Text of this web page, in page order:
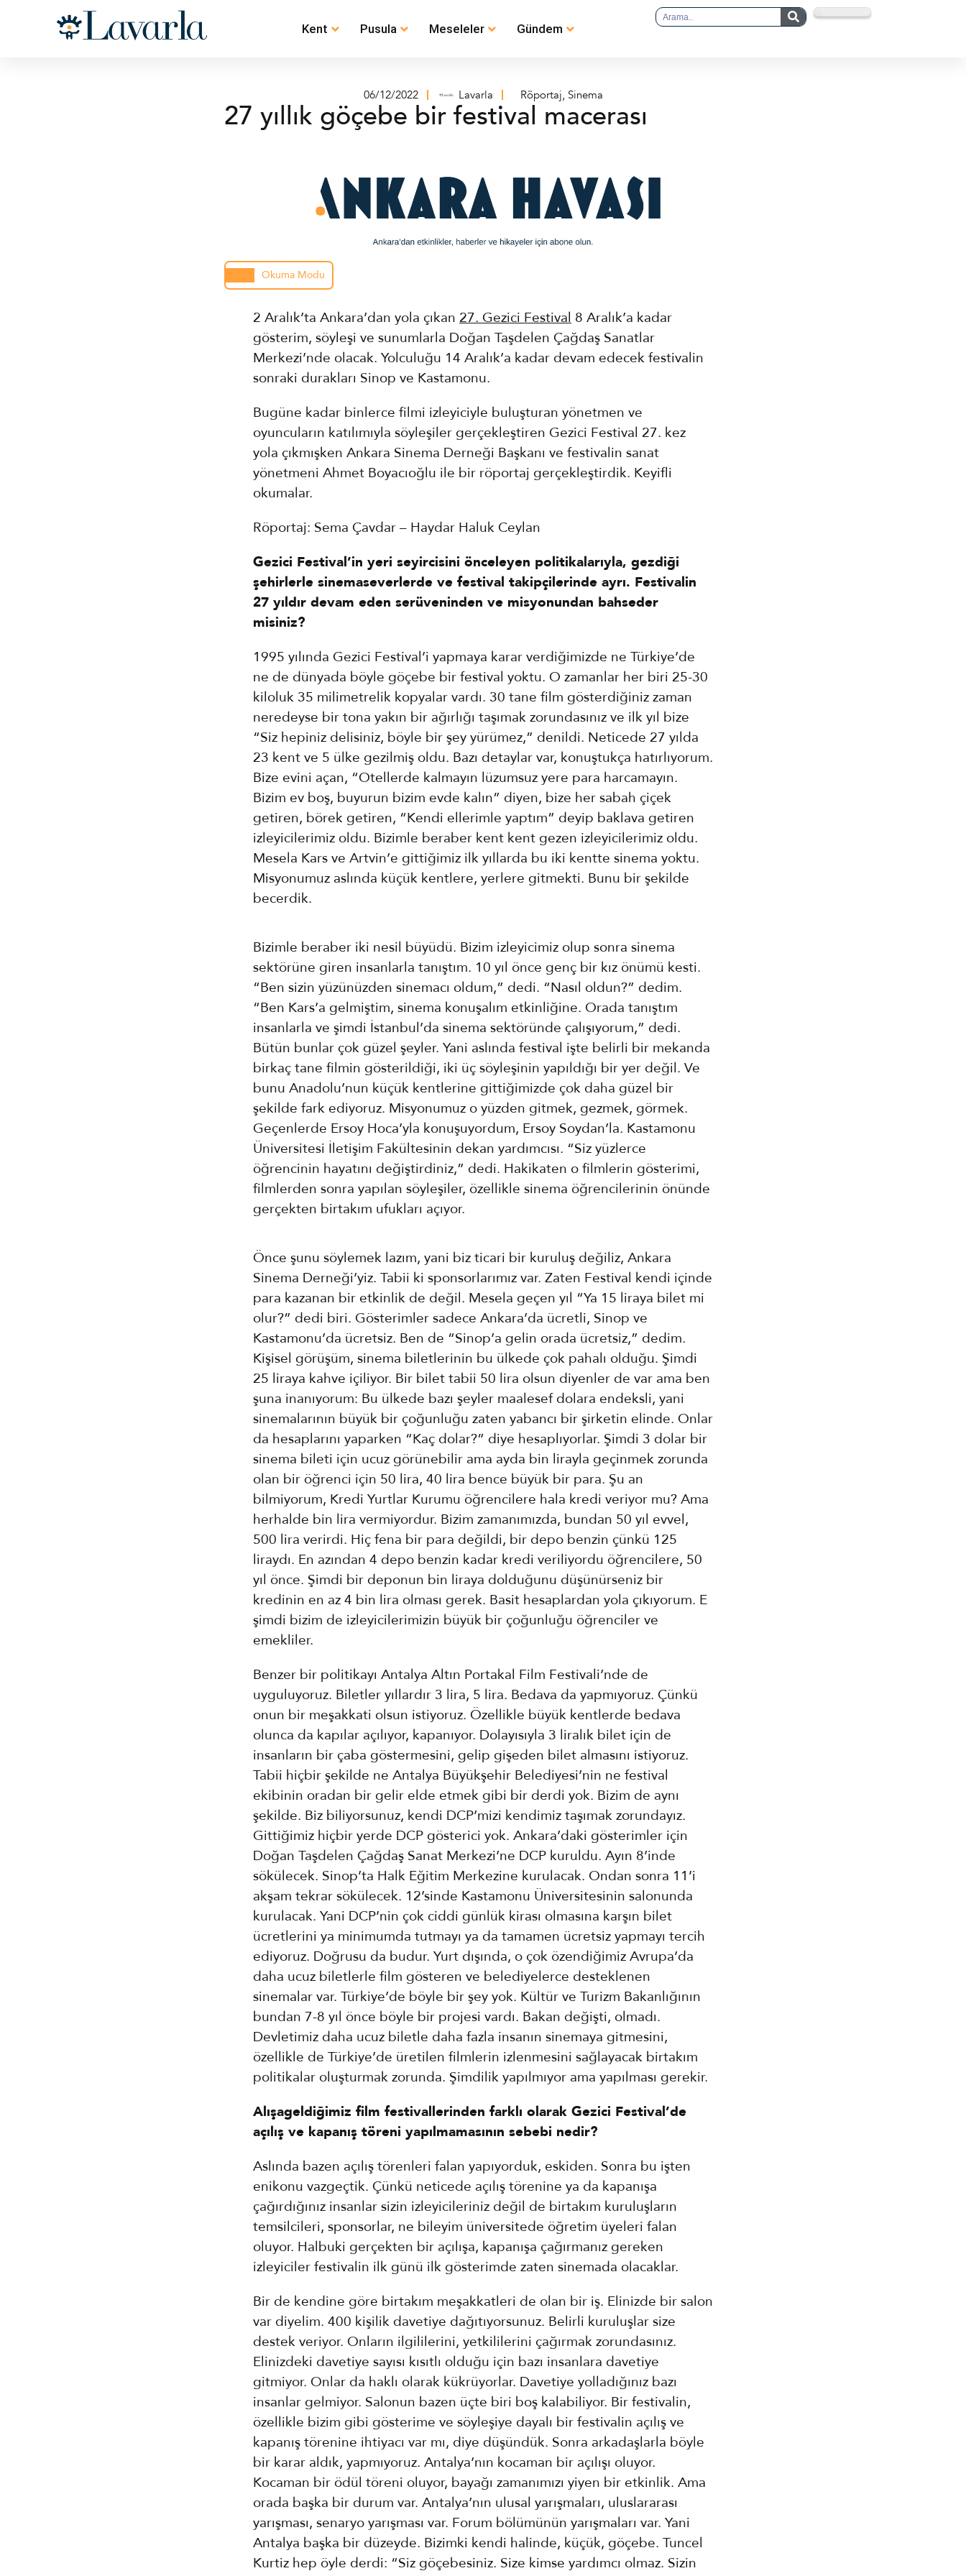
Kent Pusula Meseleler Gündem
06/12/2022 Lavarla Röportaj, Sinema
27 yıllık göçebe bir festival macerası
Okuma Modu
2 Aralık’ta Ankara’dan yola çıkan 27. Gezici Festival 8 Aralık’a kadar
gösterim, söyleşi ve sunumlarla Doğan Taşdelen Çağdaş Sanatlar
Merkezi’nde olacak. Yolculuğu 14 Aralık’a kadar devam edecek festivalin
sonraki durakları Sinop ve Kastamonu.
Bugüne kadar binlerce filmi izleyiciyle buluşturan yönetmen ve
oyuncuların katılımıyla söyleşiler gerçekleştiren Gezici Festival 27. kez
yola çıkmışken Ankara Sinema Derneği Başkanı ve festivalin sanat
yönetmeni Ahmet Boyacıoğlu ile bir röportaj gerçekleştirdik. Keyifli
okumalar.
Röportaj: Sema Çavdar – Haydar Haluk Ceylan
Gezici Festival’in yeri seyircisini önceleyen politikalarıyla, gezdiği
şehirlerle sinemaseverlerde ve festival takipçilerinde ayrı. Festivalin
27 yıldır devam eden serüveninden ve misyonundan bahseder
misiniz?
1995 yılında Gezici Festival’i yapmaya karar verdiğimizde ne Türkiye’de
ne de dünyada böyle göçebe bir festival yoktu. O zamanlar her biri 25-30
kiloluk 35 milimetrelik kopyalar vardı. 30 tane film gösterdiğiniz zaman
neredeyse bir tona yakın bir ağırlığı taşımak zorundasınız ve ilk yıl bize
“Siz hepiniz delisiniz, böyle bir şey yürümez,” denildi. Neticede 27 yılda
23 kent ve 5 ülke gezilmiş oldu. Bazı detaylar var, konuştukça hatırlıyorum.
Bize evini açan, “Otellerde kalmayın lüzumsuz yere para harcamayın.
Bizim ev boş, buyurun bizim evde kalın” diyen, bize her sabah çiçek
getiren, börek getiren, “Kendi ellerimle yaptım” deyip baklava getiren
izleyicilerimiz oldu. Bizimle beraber kent kent gezen izleyicilerimiz oldu.
Mesela Kars ve Artvin’e gittiğimiz ilk yıllarda bu iki kentte sinema yoktu.
Misyonumuz aslında küçük kentlere, yerlere gitmekti. Bunu bir şekilde
becerdik.
Bizimle beraber iki nesil büyüdü. Bizim izleyicimiz olup sonra sinema
sektörüne giren insanlarla tanıştım. 10 yıl önce genç bir kız önümü kesti.
“Ben sizin yüzünüzden sinemacı oldum,” dedi. “Nasıl oldun?” dedim.
“Ben Kars’a gelmiştim, sinema konuşalım etkinliğine. Orada tanıştım
insanlarla ve şimdi İstanbul’da sinema sektöründe çalışıyorum,” dedi.
Bütün bunlar çok güzel şeyler. Yani aslında festival işte belirli bir mekanda
birkaç tane filmin gösterildiği, iki üç söyleşinin yapıldığı bir yer değil. Ve
bunu Anadolu’nun küçük kentlerine gittiğimizde çok daha güzel bir
şekilde fark ediyoruz. Misyonumuz o yüzden gitmek, gezmek, görmek.
Geçenlerde Ersoy Hoca’yla konuşuyordum, Ersoy Soydan’la. Kastamonu
Üniversitesi İletişim Fakültesinin dekan yardımcısı. “Siz yüzlerce
öğrencinin hayatını değiştirdiniz,” dedi. Hakikaten o filmlerin gösterimi,
filmlerden sonra yapılan söyleşiler, özellikle sinema öğrencilerinin önünde
gerçekten birtakım ufukları açıyor.
Önce şunu söylemek lazım, yani biz ticari bir kuruluş değiliz, Ankara
Sinema Derneği’yiz. Tabii ki sponsorlarımız var. Zaten Festival kendi içinde
para kazanan bir etkinlik de değil. Mesela geçen yıl “Ya 15 liraya bilet mi
olur?” dedi biri. Gösterimler sadece Ankara’da ücretli, Sinop ve
Kastamonu’da ücretsiz. Ben de “Sinop’a gelin orada ücretsiz,” dedim.
Kişisel görüşüm, sinema biletlerinin bu ülkede çok pahalı olduğu. Şimdi
25 liraya kahve içiliyor. Bir bilet tabii 50 lira olsun diyenler de var ama ben
şuna inanıyorum: Bu ülkede bazı şeyler maalesef dolara endeksli, yani
sinemalarının büyük bir çoğunluğu zaten yabancı bir şirketin elinde. Onlar
da hesaplarını yaparken “Kaç dolar?” diye hesaplıyorlar. Şimdi 3 dolar bir
sinema bileti için ucuz görünebilir ama ayda bin lirayla geçinmek zorunda
olan bir öğrenci için 50 lira, 40 lira bence büyük bir para. Şu an
bilmiyorum, Kredi Yurtlar Kurumu öğrencilere hala kredi veriyor mu? Ama
herhalde bin lira vermiyordur. Bizim zamanımızda, bundan 50 yıl evvel,
500 lira verirdi. Hiç fena bir para değildi, bir depo benzin çünkü 125
liraydı. En azından 4 depo benzin kadar kredi veriliyordu öğrencilere, 50
yıl önce. Şimdi bir deponun bin liraya dolduğunu düşünürseniz bir
kredinin en az 4 bin lira olması gerek. Basit hesaplardan yola çıkıyorum. E
şimdi bizim de izleyicilerimizin büyük bir çoğunluğu öğrenciler ve
emekliler.
Benzer bir politikayı Antalya Altın Portakal Film Festivali’nde de
uyguluyoruz. Biletler yıllardır 3 lira, 5 lira. Bedava da yapmıyoruz. Çünkü
onun bir meşakkati olsun istiyoruz. Özellikle büyük kentlerde bedava
olunca da kapılar açılıyor, kapanıyor. Dolayısıyla 3 liralık bilet için de
insanların bir çaba göstermesini, gelip gişeden bilet almasını istiyoruz.
Tabii hiçbir şekilde ne Antalya Büyükşehir Belediyesi’nin ne festival
ekibinin oradan bir gelir elde etmek gibi bir derdi yok. Bizim de aynı
şekilde. Biz biliyorsunuz, kendi DCP’mizi kendimiz taşımak zorundayız.
Gittiğimiz hiçbir yerde DCP gösterici yok. Ankara’daki gösterimler için
Doğan Taşdelen Çağdaş Sanat Merkezi’ne DCP kuruldu. Ayın 8’inde
sökülecek. Sinop’ta Halk Eğitim Merkezine kurulacak. Ondan sonra 11’i
akşam tekrar sökülecek. 12’sinde Kastamonu Üniversitesinin salonunda
kurulacak. Yani DCP’nin çok ciddi günlük kirası olmasına karşın bilet
ücretlerini ya minimumda tutmayı ya da tamamen ücretsiz yapmayı tercih
ediyoruz. Doğrusu da budur. Yurt dışında, o çok özendiğimiz Avrupa’da
daha ucuz biletlerle film gösteren ve belediyelerce desteklenen
sinemalar var. Türkiye’de böyle bir şey yok. Kültür ve Turizm Bakanlığının
bundan 7-8 yıl önce böyle bir projesi vardı. Bakan değişti, olmadı.
Devletimiz daha ucuz biletle daha fazla insanın sinemaya gitmesini,
özellikle de Türkiye’de üretilen filmlerin izlenmesini sağlayacak birtakım
politikalar oluşturmak zorunda. Şimdilik yapılmıyor ama yapılması gerekir.
Alışageldiğimiz film festivallerinden farklı olarak Gezici Festival’de
açılış ve kapanış töreni yapılmamasının sebebi nedir?
Aslında bazen açılış törenleri falan yapıyorduk, eskiden. Sonra bu işten
enikonu vazgeçtik. Çünkü neticede açılış törenine ya da kapanışa
çağırdığınız insanlar sizin izleyicileriniz değil de birtakım kuruluşların
temsilcileri, sponsorlar, ne bileyim üniversitede öğretim üyeleri falan
oluyor. Halbuki gerçekten bir açılışa, kapanışa çağırmanız gereken
izleyiciler festivalin ilk günü ilk gösterimde zaten sinemada olacaklar.
Bir de kendine göre birtakım meşakkatleri de olan bir iş. Elinizde bir salon
var diyelim. 400 kişilik davetiye dağıtıyorsunuz. Belirli kuruluşlar size
destek veriyor. Onların ilgililerini, yetkililerini çağırmak zorundasınız.
Elinizdeki davetiye sayısı kısıtlı olduğu için bazı insanlara davetiye
gitmiyor. Onlar da haklı olarak kükrüyorlar. Davetiye yolladığınız bazı
insanlar gelmiyor. Salonun bazen üçte biri boş kalabiliyor. Bir festivalin,
özellikle bizim gibi gösterime ve söyleşiye dayalı bir festivalin açılış ve
kapanış törenine ihtiyacı var mı, diye düşündük. Sonra arkadaşlarla böyle
bir karar aldık, yapmıyoruz. Antalya’nın kocaman bir açılışı oluyor.
Kocaman bir ödül töreni oluyor, bayağı zamanımızı yiyen bir etkinlik. Ama
orada başka bir durum var. Antalya’nın ulusal yarışmaları, uluslararası
yarışması, senaryo yarışması var. Forum bölümünün yarışmaları var. Yani
Antalya başka bir düzeyde. Bizimki kendi halinde, küçük, göçebe. Tuncel
Kurtiz hep öyle derdi: “Siz göçebesiniz. Size kimse yardımcı olmaz. Sizin